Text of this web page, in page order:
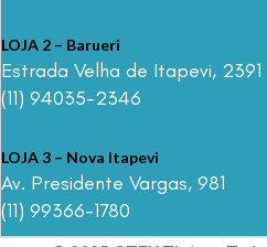
LOJA 2 – Barueri
Estrada Velha de Itapevi, 2391
(11) 94035-2346
LOJA 3 – Nova Itapevi
Av. Presidente Vargas, 981
(11) 99366-1780